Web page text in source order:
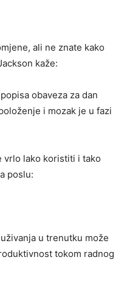
ali ne znate kako
kaže:
obaveza za dan
i mozak je u fazi
vrlo lako koristiti i tako
poslu:
u trenutku može
tokom radnog